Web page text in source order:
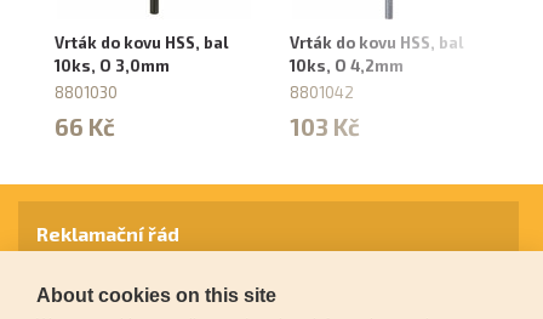
Vrták do kovu HSS, bal
10ks, O 3,0mm
8801030
66 Kč
Vrták do kovu HSS, bal
10ks, O 4,2mm
8801042
103 Kč
Reklamační řád
Záruční podmínky
About cookies on this site